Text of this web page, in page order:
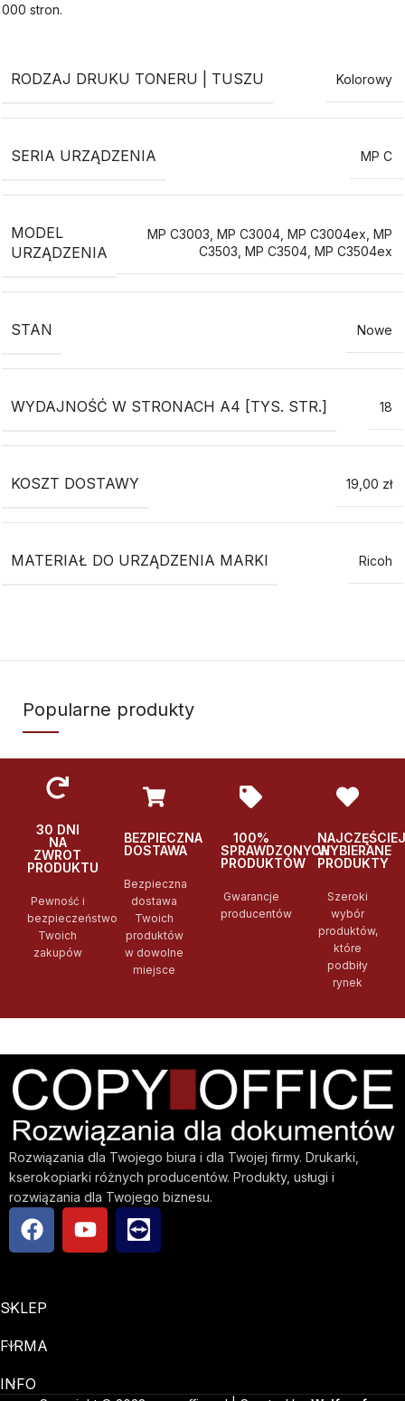
000 stron.
RODZAJ DRUKU TONERU | TUSZU Kolorowy
SERIA URZĄDZENIA MP C
MODEL
URZĄDZENIA
MP C3003 MP C3004 MP C3004ex MP
C3503 MP C3504 MP C3504ex
STAN Nowe
WYDAJNOŚĆ W STRONACH A4 [TYS. STR.] 18
KOSZT DOSTAWY 19,00 zł
MATERIAŁ DO URZĄDZENIA MARKI Ricoh
Popularne produkty
30 DNI
NA
ZWROT
PRODUKTU
Pewność i
bezpieczeństwo
Twoich
zakupów
BEZPIECZNA
DOSTAWA
Bezpieczna
dostawa
Twoich
produktów
w dowolne
miejsce
100%
SPRAWDZONYCH
PRODUKTÓW
Gwarancje
producentów
NAJCZĘŚCIEJ
WYBIERANE
PRODUKTY
Szeroki
wybór
produktów,
które
podbiły
rynek
Rozwiązania dla Twojego biura i dla Twojej firmy. Drukarki,
kserokopiarki różnych producentów. Produkty, usługi i
rozwiązania dla Twojego biznesu.
SKLEP
FIRMA
INFO